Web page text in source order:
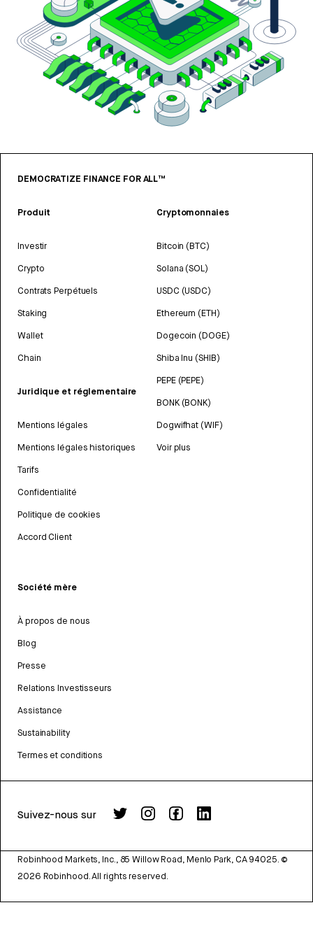
DEMOCRATIZE FINANCE FOR ALL™
Produit
Investir
Crypto
Contrats Perpétuels
Staking
Wallet
Chain
Juridique et réglementaire
Mentions légales
Mentions légales historiques
Tarifs
Confidentialité
Politique de cookies
Accord Client
Cryptomonnaies
Bitcoin (BTC)
Solana (SOL)
USDC (USDC)
Ethereum (ETH)
Dogecoin (DOGE)
Shiba Inu (SHIB)
PEPE (PEPE)
BONK (BONK)
Dogwifhat (WIF)
Voir plus
Société mère
À propos de nous
Blog
Presse
Relations Investisseurs
Assistance
Sustainability
Termes et conditions
Suivez-nous sur
Robinhood Markets, Inc., 85 Willow Road, Menlo Park, CA 94025. ©
2026 Robinhood. All rights reserved.